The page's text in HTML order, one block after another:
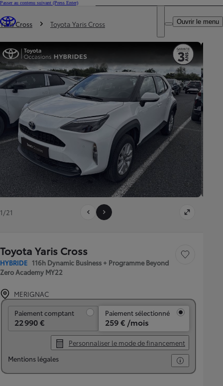
Passer au contenu suivant (Press Enter)
Trouvez un partenaire Toyota
DEALER NAME
Ouvrir le menu
Vous êtes ici
Yaris Cross Toyota Yaris Cross
1/21
Toyota Yaris Cross
HYBRIDE 116h Dynamic Business + Programme Beyond
Zero Academy MY22
Sauvegarder le
MERIGNAC
Paiement comptant
22 990 €
Paiement sélectionné
259 € /mois
Personnaliser le mode de financement
Mentions légales